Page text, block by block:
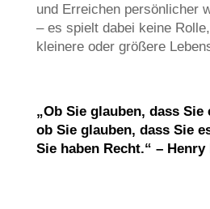
und Erreichen persönlicher
– es spielt dabei keine
kleinere oder größere
„Ob Sie glauben, dass Sie
ob Sie glauben, dass Sie
Sie haben Recht.“ – Henry